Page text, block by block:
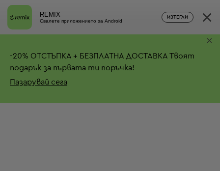
REMIX
Свалете приложението за Android
ИЗТЕГЛИ ×
-20% ОТСТЪПКА + БЕЗПЛАТНА ДОСТАВКА Твоят
подарък за първата ти поръчка!
Пазарувай сега
×